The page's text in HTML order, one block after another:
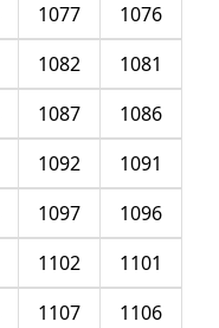
1076
1077
1081
1082
1086
1087
1091
1092
1096
1097
1101
1102
1106
1107